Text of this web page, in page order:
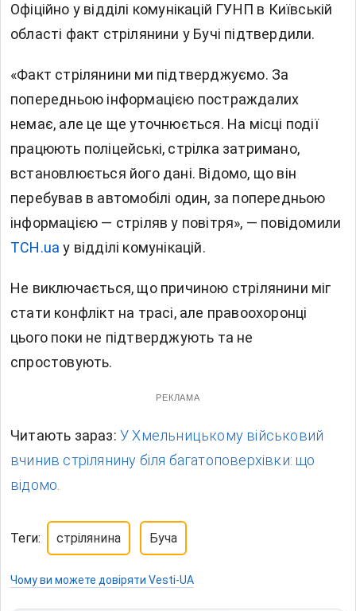
Офіційно у відділі комунікацій ГУНП в Київській
області факт стрілянини у Бучі підтвердили.
«Факт стрілянини ми підтверджуємо. За
попередньою інформацією постраждалих
немає, але це ще уточнюється. На місці події
працюють поліцейські, стрілка затримано,
встановлюється його дані. Відомо, що він
перебував в автомобілі один, за попередньою
інформацією — стріляв у повітря», — повідомили
ТСН.ua у відділі комунікацій.
Не виключається, що причиною стрілянини міг
стати конфлікт на трасі, але правоохоронці
цього поки не підтверджують та не
спростовують.
РЕКЛАМА
Читають зараз: У Хмельницькому військовий
вчинив стрілянину біля багатоповерхівки: що
відомо.
Теги: стрілянина Буча
Чому ви можете довіряти Vesti-UA